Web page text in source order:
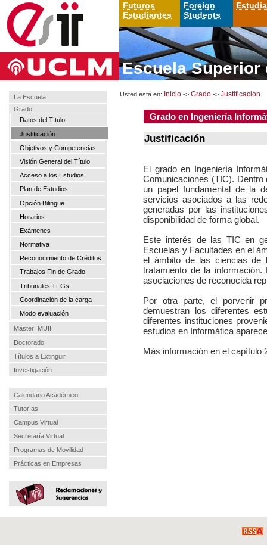
Futuros
Estudiantes
Foreign
Students
Escuela Superior
La Escuela
Grado
Datos del Título
Justificación
Objetivos y Competencias
Visión General del Título
Acceso a los Estudios
Plan de Estudios
Opción Bilingüe
Horarios
Exámenes
Normativa
Reconocimiento de Créditos
Trabajos Fin de Grado
Tribunales TFGs
Coordinación de la carga
Modo evaluación
Máster: MUII
Doctorado
Títulos a Extinguir
Investigación
Calendario Académico
Tutorías
Campus Virtual
Secretaría Virtual
Programas de Movilidad
Prácticas en Empresas
Usted está en: Inicio -> Grado -> Justificación
Grado en Ingeniería
Justificación
El grado en Ingeniería
Comunicaciones (TIC).
un papel fundamental de la
servicios asociados a las
generadas por las
disponibilidad de forma global.
Este interés de las TIC en
Escuelas y Facultades en el
el ámbito de las ciencias de
tratamiento de la
asociaciones de reconocida
Por otra parte, el porvenir
demuestran los diferentes
diferentes instituciones
estudios en Informática
Más información en el capítulo